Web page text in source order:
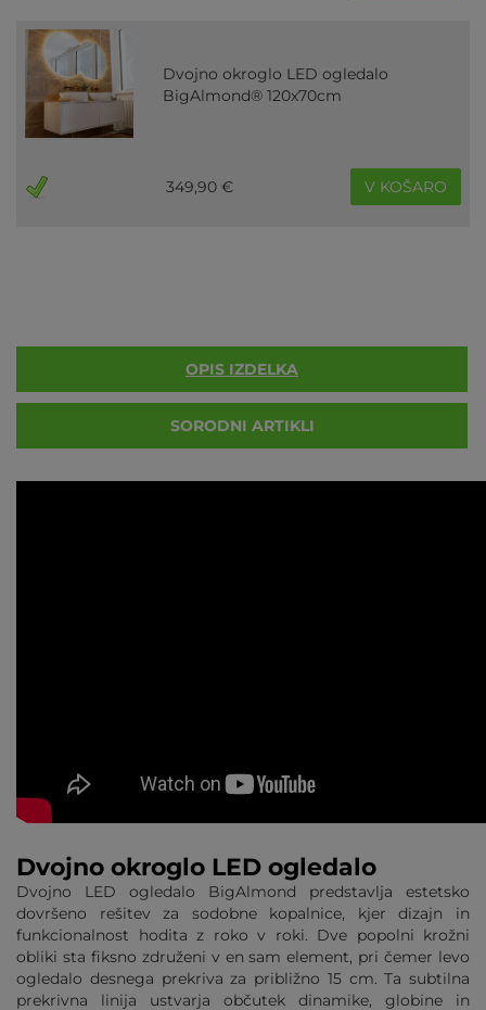
Dvojno okroglo LED ogledalo
BigAlmond® 120x70cm
349,90 € V KOŠARO
OPIS IZDELKA
SORODNI ARTIKLI
Dvojno okroglo LED ogledalo
Dvojno LED ogledalo BigAlmond predstavlja estetsko
dovršeno rešitev za sodobne kopalnice, kjer dizajn in
funkcionalnost hodita z roko v roki. Dve popolni krožni
obliki sta fiksno združeni v en sam element, pri čemer levo
ogledalo desnega prekriva za približno 15 cm. Ta subtilna
prekrivna linija ustvarja občutek dinamike, globine in